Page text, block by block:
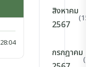
สิงหาคม
2567
กรกฎาคม